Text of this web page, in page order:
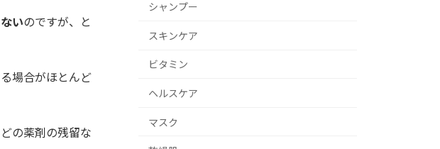
いのですが、と
場合がほとんど
の薬剤の残留な
シャンプー
スキンケア
ビタミン
ヘルスケア
マスク